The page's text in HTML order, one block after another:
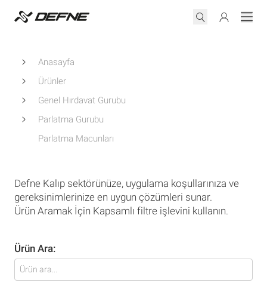
Anasayfa
Ürünler
Genel Hırdavat Gurubu
Parlatma Gurubu
Parlatma Macunları
Defne Kalıp sektörünüze, uygulama koşullarınıza ve
gereksinimlerinize en uygun çözümleri sunar.
Ürün Aramak İçin Kapsamlı filtre işlevini kullanın.
Ürün Ara: